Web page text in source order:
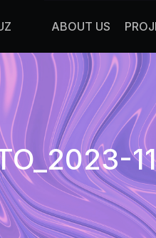
ABOUT US